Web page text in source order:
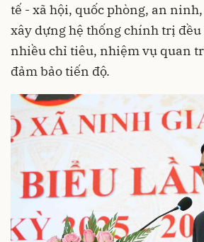
tế - xã hội, quốc phòng, an
xây dựng hệ thống chính trị
nhiều chỉ tiêu, nhiệm vụ quan
đảm bảo tiến độ.